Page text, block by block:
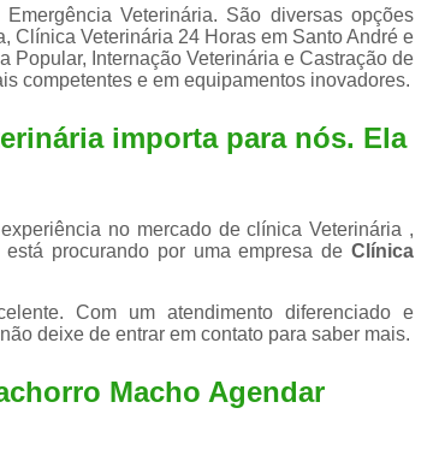
Exame de Ultrassom para
Exame para Animais Santo André
Exame para Cachorro
Internação para Animais de Estimação
Internação Semi Intensiva Veterinária
Internação Veterinária Santo André
Limpeza de Tártaro em Cachorro
Limpeza de Tártaro para Gatos
Veterinária. São diversas opções
Clínica Veterinária 24 Horas em Santo André e
Popular, Internação Veterinária e Castração de
competentes e em equipamentos inovadores.
importa para nós. Ela
no mercado de clínica Veterinária ,
procurando por uma empresa de Clínica
Com um atendimento diferenciado e
deixe de entrar em contato para saber mais.
Macho Agendar